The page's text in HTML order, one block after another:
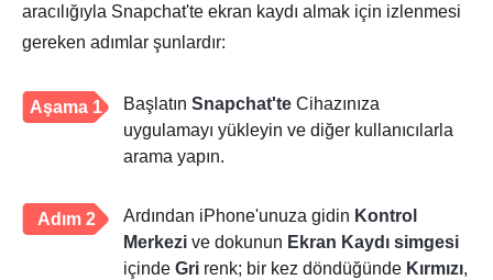
aracılığıyla Snapchat'te ekran kaydı almak için izlenmesi
gereken adımlar şunlardır:
Aşama 1 Başlatın Snapchat'te Cihazınıza
uygulamayı yükleyin ve diğer kullanıcılarla
arama yapın.
Adım 2 Ardından iPhone'unuza gidin Kontrol
Merkezi ve dokunun Ekran Kaydı simgesi
içinde Gri renk; bir kez döndüğünde Kırmızı,